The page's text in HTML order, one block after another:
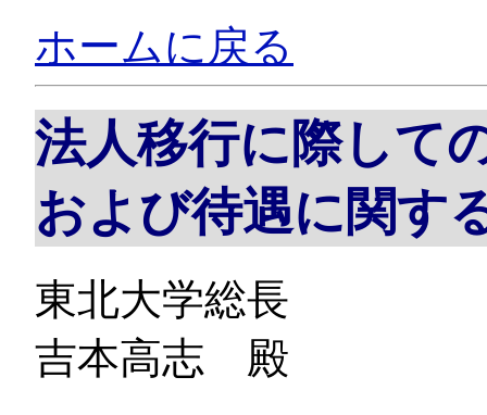
ホームに戻る
法人移行に際して
および待遇に関す
東北大学総長
吉本高志 殿